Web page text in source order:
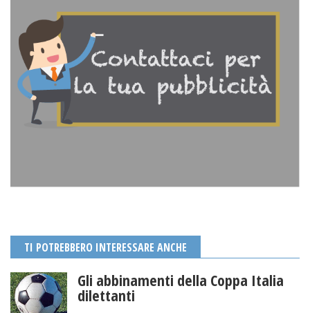
TI POTREBBERO INTERESSARE ANCHE
Gli abbinamenti della Coppa Italia
dilettanti